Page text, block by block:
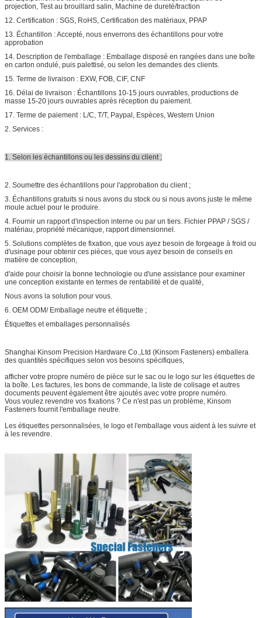
projection, Test au brouillard salin, Machine de dureté/traction
12. Certification : SGS, RoHS, Certification des matériaux, PPAP
13. Échantillon : Accepté, nous enverrons des échantillons pour votre
approbation
14. Description de l'emballage : Emballage disposé en rangées dans une boîte
en carton ondulé, puis palettisé, ou selon les demandes des clients.
15. Terme de livraison : EXW, FOB, CIF, CNF
16. Délai de livraison : Échantillons 10-15 jours ouvrables, productions de
masse 15-20 jours ouvrables après réception du paiement.
17. Terme de paiement : L/C, T/T, Paypal, Espèces, Western Union
2. Services :
1. Selon les échantillons ou les dessins du client ;
2. Soumettre des échantillons pour l'approbation du client ;
3. Échantillons gratuits si nous avons du stock ou si nous avons juste le même
moule actuel pour le produire.
4. Fournir un rapport d'inspection interne ou par un tiers. Fichier PPAP / SGS /
matériau, propriété mécanique, rapport dimensionnel.
5. Solutions complètes de fixation, que vous ayez besoin de forgeage à froid ou
d'usinage pour obtenir ces pièces, que vous ayez besoin de conseils en
matière de conception,
d'aide pour choisir la bonne technologie ou d'une assistance pour examiner
une conception existante en termes de rentabilité et de qualité,
Nous avons la solution pour vous.
6. OEM ODM/ Emballage neutre et étiquette ;
Étiquettes et emballages personnalisés
Shanghai Kinsom Precision Hardware Co.,Ltd (Kinsom Fasteners) emballera
des quantités spécifiques selon vos besoins spécifiques,
afficher votre propre numéro de pièce sur le sac ou le logo sur les étiquettes de
la boîte. Les factures, les bons de commande, la liste de colisage et autres
documents peuvent également être ajoutés avec votre propre numéro.
Vous voulez revendre vos fixations ? Ce n'est pas un problème, Kinsom
Fasteners fournit l'emballage neutre.
Les étiquettes personnalisées, le logo et l'emballage vous aident à les suivre et
à les revendre.